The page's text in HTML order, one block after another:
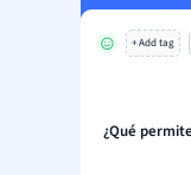
+ Add tag
¿Qué